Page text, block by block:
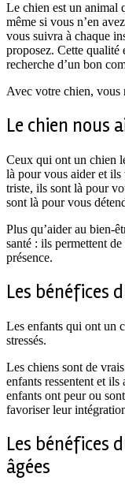
Le chien est un animal
même si vous n’en
vous suivra à chaque
proposez. Cette qualité
recherche d’un bon
Avec votre chien, vous
Le chien nous
Ceux qui ont un chien
là pour vous aider et ils
triste, ils sont là pour
sont là pour vous
Plus qu’aider au bien-
santé : ils permettent
présence.
Les bénéfices
Les enfants qui ont un
stressés.
Les chiens sont de
enfants ressentent et
enfants ont peur ou
favoriser leur
Les bénéfices
âgées